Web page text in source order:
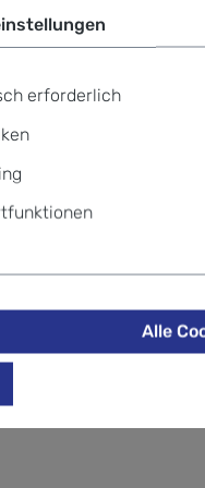
erforderlich
Alle